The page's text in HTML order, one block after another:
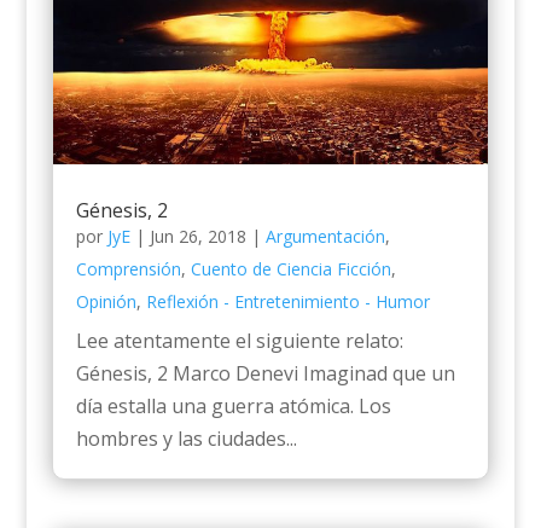
Génesis, 2
por JyE| Jun 26, 2018 | Argumentación,
Comprensión, Cuento de Ciencia Ficción,
Opinión, Reflexión - Entretenimiento - Humor
Lee atentamente el siguiente relato:
Génesis, 2 Marco Denevi Imaginad que un
día estalla una guerra atómica. Los
hombres y las ciudades...